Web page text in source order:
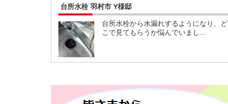
台所水栓 羽村市 Y様邸
台所水栓から水漏れするようになり、ど
こで見てもらうか悩んでいまし...